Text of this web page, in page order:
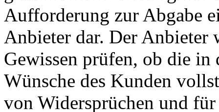
Aufforderung zur Abgabe
Anbieter dar. Der Anbieter
Gewissen prüfen, ob die in
Wünsche des Kunden
von Widersprüchen und